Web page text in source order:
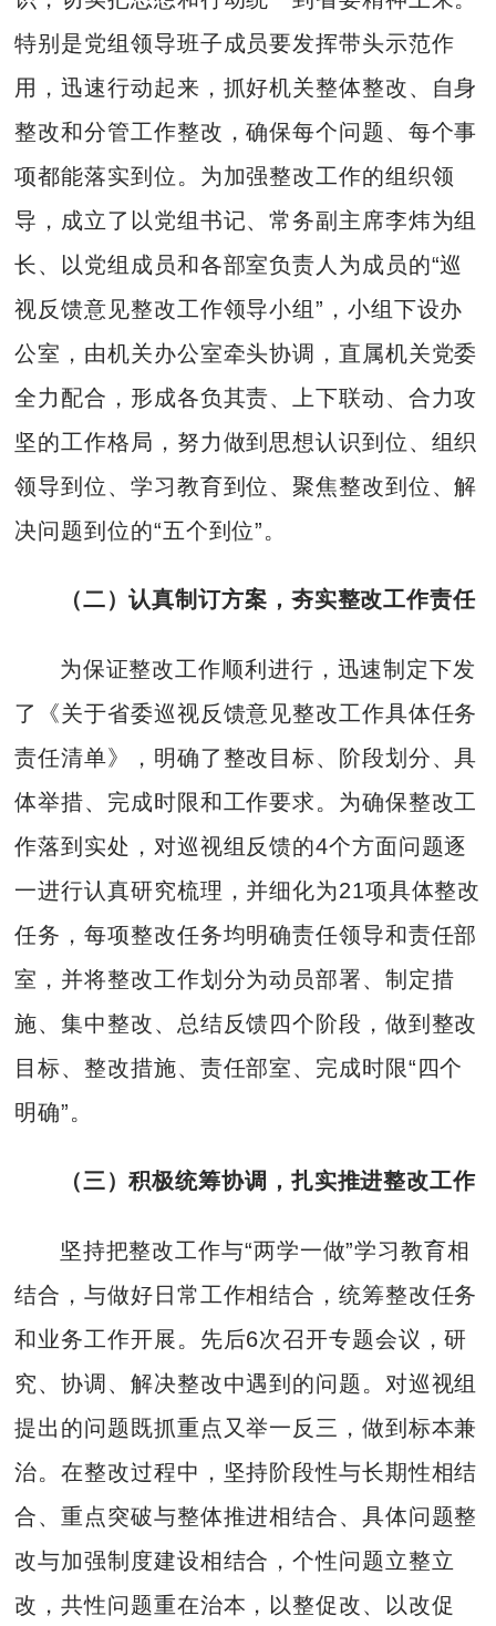
特别是党组领导班子成员要发挥带头示范作
用，迅速行动起来，抓好机关整体整改、自身
整改和分管工作整改，确保每个问题、每个事
项都能落实到位。为加强整改工作的组织领
导，成立了以党组书记、常务副主席李炜为组
长、以党组成员和各部室负责人为成员的“巡
视反馈意见整改工作领导小组”，小组下设办
公室，由机关办公室牵头协调，直属机关党委
全力配合，形成各负其责、上下联动、合力攻
坚的工作格局，努力做到思想认识到位、组织
领导到位、学习教育到位、聚焦整改到位、解
决问题到位的“五个到位”。
（二）认真制订方案，夯实整改工作责任
为保证整改工作顺利进行，迅速制定下发
了《关于省委巡视反馈意见整改工作具体任务
责任清单》，明确了整改目标、阶段划分、具
体举措、完成时限和工作要求。为确保整改工
作落到实处，对巡视组反馈的4个方面问题逐
一进行认真研究梳理，并细化为21项具体整改
任务，每项整改任务均明确责任领导和责任部
室，并将整改工作划分为动员部署、制定措
施、集中整改、总结反馈四个阶段，做到整改
目标、整改措施、责任部室、完成时限“四个
明确”。
（三）积极统筹协调，扎实推进整改工作
坚持把整改工作与“两学一做”学习教育相
结合，与做好日常工作相结合，统筹整改任务
和业务工作开展。先后6次召开专题会议，研
究、协调、解决整改中遇到的问题。对巡视组
提出的问题既抓重点又举一反三，做到标本兼
治。在整改过程中，坚持阶段性与长期性相结
合、重点突破与整体推进相结合、具体问题整
改与加强制度建设相结合，个性问题立整立
改，共性问题重在治本，以整促改、以改促